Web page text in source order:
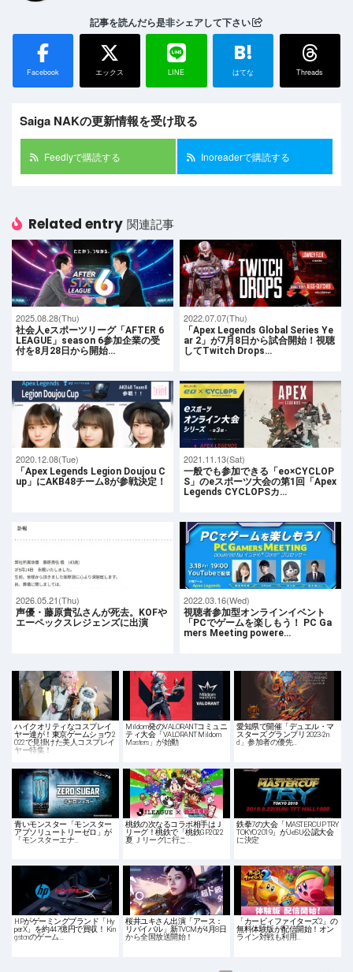
記事を読んだら是非シェアして下さい
Facebook エックス LINE
B!
はてな Threads
Saiga NAKの更新情報を受け取る
Feedlyで購読する Inoreaderで購読する
Related entry 関連記事
2025.08.28(Thu)
社会人eスポーツリーグ「AFTER 6
LEAGUE」season 6参加企業の受
付を8月28日から開始…
2022.07.07(Thu)
「Apex Legends Global Series Ye
ar 2」が7月8日から試合開始！視聴
してTwitch Drops…
2020.12.08(Tue)
「Apex Legends Legion Doujou C
up」にAKB48チーム8が参戦決定！
2021.11.13(Sat)
一般でも参加できる「eo×CYCLOP
S」のeスポーツ大会の第1回「Apex
Legends CYCLOPSカ…
2026.05.21(Thu)
声優・藤原貴弘さんが死去。KOFや
エーペックスレジェンズに出演
2022.03.16(Wed)
視聴者参加型オンラインイベント
「PCでゲームを楽しもう！ PC Ga
mers Meeting powere…
ハイクオリティなコスプレイ
ヤー達が！東京ゲームショウ2
022で見掛けた美人コスプレイ
ヤー特集！
Mildom発のVALORANTコミュニ
ティ大会「VALORANT Mildom
Masters」が始動
愛知県で開催「デュエル・マ
スターズ グランプリ 2023-2n
d」参加者の優先…
青いモンスター「モンスター
アブソリュートリーゼロ」が
「モンスターエナ…
桃鉄の次なるコラボ相手はＪ
リーグ！桃鉄で「桃鉄GP2022
夏 Ｊリーグに行こ…
鉄拳7の大会「MASTERCUP TRY
TOKYO 2019」がJeSU公認大会
に決定
HPがゲーミングブランド「Hy
perX」を約447億円で買収！ Kin
gstonのゲーム…
桜井ユキさん出演「アース：
リバイバル」新TVCMが4月8日
から全国放送開始！
「カービィファイターズ2」の
無料体験版が配信開始！オン
ライン対戦も利用…